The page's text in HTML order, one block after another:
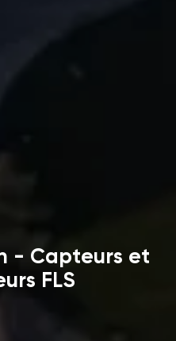
- Capteurs et
FLS